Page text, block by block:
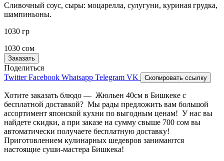
Сливочный соус, сыры: моцарелла, сулугуни, куриная грудка,
шампиньоны.
1030 гр
1030 сом
Заказать
Поделиться
Twitter Facebook Whatsapp Telegram VK Скопировать ссылку
Хотите заказать блюдо — Жюльен 40см в Бишкеке с
бесплатной доставкой? Мы рады предложить вам большой
ассортимент японской кухни по выгодным ценам! У нас вы
найдете скидки, а при заказе на сумму свыше 700 сом вы
автоматически получаете бесплатную доставку!
Приготовлением кулинарных шедевров занимаются
настоящие суши-мастера Бишкека!